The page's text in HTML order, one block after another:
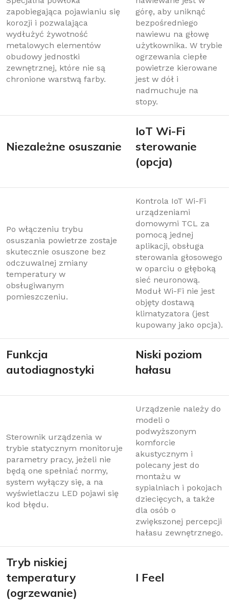
zapobiegająca pojawianiu się
korozji i pozwalająca
wydłużyć żywotność
metalowych elementów
obudowy jednostki
zewnętrznej, które nie są
chronione warstwą farby.
górę, aby uniknąć
bezpośredniego
nawiewu na głowę
użytkownika. W trybie
ogrzewania ciepłe
powietrze kierowane
jest w dół i
nadmuchuje na
stopy.
Niezależne osuszanie
IoT Wi-Fi
sterowanie
(opcja)
Po włączeniu trybu
osuszania powietrze zostaje
skutecznie osuszone bez
odczuwalnej zmiany
temperatury w
obsługiwanym
pomieszczeniu.
Kontrola IoT Wi-Fi
urządzeniami
domowymi TCL za
pomocą jednej
aplikacji, obsługa
sterowania głosowego
w oparciu o głęboką
sieć neuronową.
Moduł Wi-Fi nie jest
objęty dostawą
klimatyzatora (jest
kupowany jako opcja).
Funkcja
autodiagnostyki
Niski poziom
hałasu
Sterownik urządzenia w
trybie statycznym monitoruje
parametry pracy, jeżeli nie
będą one spełniać normy,
system wyłączy się, a na
wyświetlaczu LED pojawi się
kod błędu.
Urządzenie należy do
modeli o
podwyższonym
komforcie
akustycznym i
polecany jest do
montażu w
sypialniach i pokojach
dziecięcych, a także
dla osób o
zwiększonej percepcji
hałasu zewnętrznego.
Tryb niskiej
temperatury
(ogrzewanie)
I Feel